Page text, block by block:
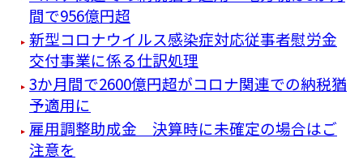
間で956億円超
新型コロナウイルス感染症対応従事者慰労金
交付事業に係る仕訳処理
3か月間で2600億円超がコロナ関連での納税猶
予適用に
雇用調整助成金 決算時に未確定の場合はご
注意を